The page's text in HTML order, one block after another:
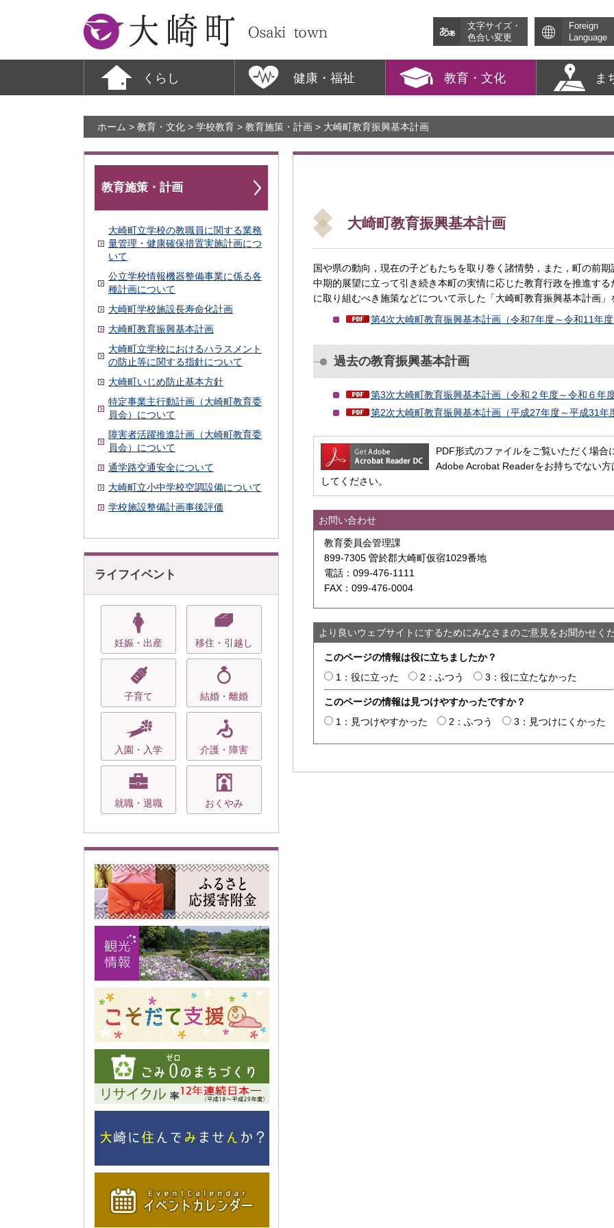
大崎町
文字サイズ・
色合い変更
Foreign
Language
くらし 健康・福祉 教育・文化 ま
ホーム > 教育・文化 > 学校教育 > 教育施策・計画 > 大崎町教育振興基本計画
教育施策・計画
大崎町立学校の教職員に関する業務
量管理・健康確保措置実施計画につ
いて
公立学校情報機器整備事業に係る各
種計画について
大崎町学校施設長寿命化計画
大崎町教育振興基本計画
大崎町立学校におけるハラスメント
の防止等に関する指針について
大崎町いじめ防止基本方針
特定事業主行動計画（大崎町教育委
員会）について
障害者活躍推進計画（大崎町教育委
員会）について
通学路交通安全について
大崎町立小中学校空調設備について
学校施設整備計画事後評価
ライフイベント
妊娠・出産 移住・引越し
子育て 結婚・離婚
入園・入学 介護・障害
就職・退職 おくやみ
大崎町教育振興基本計画
国や県の動向，現在の子どもたちを取り巻く諸情勢，また，町の前
中期的展望に立って引き続き本町の実情に応じた教育行政を推進す
に取り組むべき施策などについて示した「大崎町教育振興基本計画
第4次大崎町教育振興基本計画（令和7年度～令和11年
過去の教育振興基本計画
第3次大崎町教育振興基本計画（令和２年度～令和６年
第2次大崎町教育振興基本計画（平成27年度～平成31年
PDF形式のファイルをご覧いただく場
Adobe Acrobat Readerをお持ちでない
してください。
お問い合わせ
教育委員会管理課
899-7305 曽於郡大崎町仮宿1029番地
電話：099-476-1111
FAX：099-476-0004
より良いウェブサイトにするためにみなさまのご意見をお聞かせく
このページの情報は役に立ちましたか？
1：役に立った
2：ふつう 3：役に立たなかった
このページの情報は見つけやすかったですか？
1：見つけやすかった
2：ふつう 3：見つけにくかった